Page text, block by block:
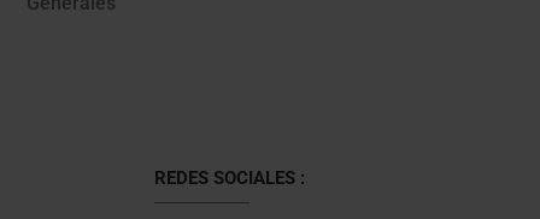
REDES SOCIALES :